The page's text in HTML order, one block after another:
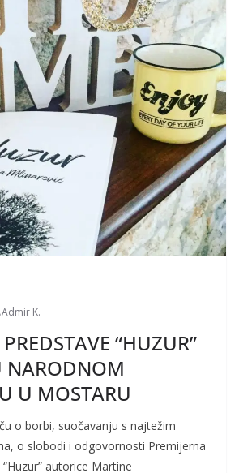
Admir K.
“HUZUR”
NARODNOM
U MOSTARU
o borbi, suočavanju s najtežim
o slobodi i odgovornosti Premijerna
autorice Martine